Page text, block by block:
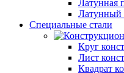
Латунная
Латунный
Специальные стали
Круг
Лист
Квадрат